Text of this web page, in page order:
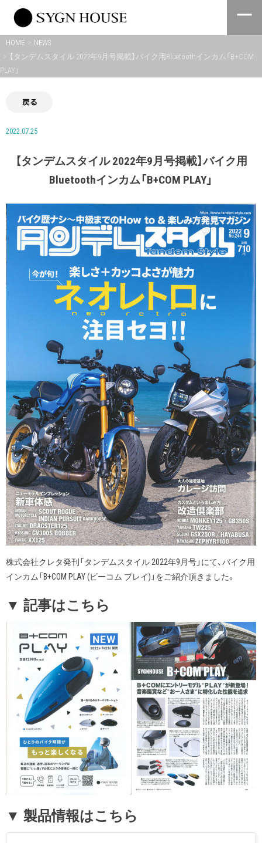
content
HOME
NEWS
【タンデムスタイル 2022年9月号掲載】バイク用Bluetoothインカム「B+COM
PLAY」
戻る
2022.07.25
【タンデムスタイル 2022年9月号掲載】バイク用
Bluetoothインカム「B+COM PLAY」
株式会社クレタ発刊「タンデムスタイル 2022年9月号」にて、バイク用
インカム「B+COM PLAY (ビーコム プレイ)」をご紹介頂きました。
▼ 記事はこちら
▼ 製品情報はこちら